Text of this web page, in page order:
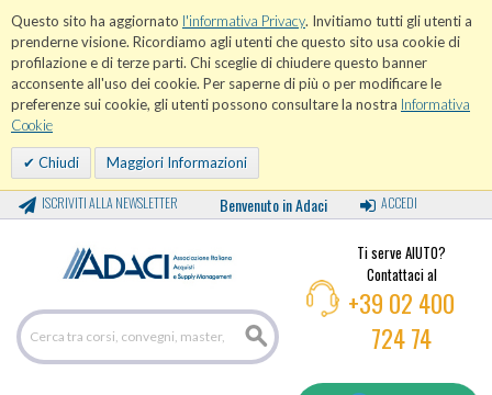
Questo sito ha aggiornato l'informativa Privacy. Invitiamo tutti gli utenti a
prenderne visione. Ricordiamo agli utenti che questo sito usa cookie di
profilazione e di terze parti. Chi sceglie di chiudere questo banner
acconsente all'uso dei cookie. Per saperne di più o per modificare le
preferenze sui cookie, gli utenti possono consultare la nostra Informativa
Cookie
Chiudi Maggiori Informazioni
ISCRIVITI ALLA NEWSLETTER Benvenuto in Adaci ACCEDI
Ti serve AIUTO?
Contattaci al
+39 02 400
724 74